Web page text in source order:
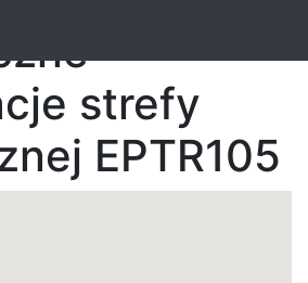
strefy
EPTR105